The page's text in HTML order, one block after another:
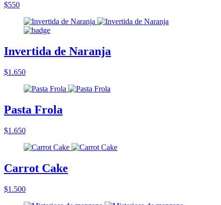
$550
Invertida de Naranja
$1.650
Pasta Frola
$1.650
Carrot Cake
$1.500